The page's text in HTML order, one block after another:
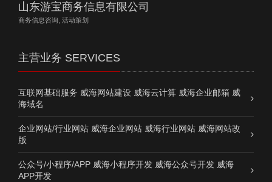
山东游宝商务信息有限公司
商务信息咨询, 活动策划
主营业务 SERVICES
互联网基础服务 威海网站建设 威海云计算 威海企业邮箱 威
海域名
企业网站/行业网站 威海企业网站 威海行业网站 威海网站改
版
公众号/小程序/APP 威海小程序开发 威海公众号开发 威海
APP开发